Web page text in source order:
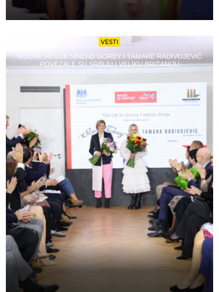
VESTI
MODNE REVIJE SINEAD GOREY I TAMARE RADIVOJEVIĆ
POVEZALE SU SRBIJU I VELIKU BRITANIJU